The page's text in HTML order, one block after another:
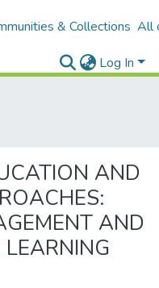
& Collections All
Log In
AND
AND